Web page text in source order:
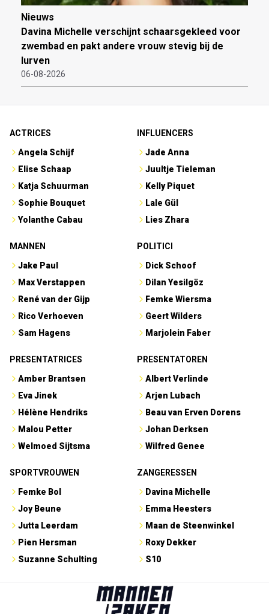
Nieuws
Davina Michelle verschijnt schaarsgekleed voor
zwembad en pakt andere vrouw stevig bij de
lurven
06-08-2026
ACTRICES
Angela Schijf
Elise Schaap
Katja Schuurman
Sophie Bouquet
Yolanthe Cabau
INFLUENCERS
Jade Anna
Juultje Tieleman
Kelly Piquet
Lale Gül
Lies Zhara
MANNEN
Jake Paul
Max Verstappen
René van der Gijp
Rico Verhoeven
Sam Hagens
POLITICI
Dick Schoof
Dilan Yesilgöz
Femke Wiersma
Geert Wilders
Marjolein Faber
PRESENTATRICES
Amber Brantsen
Eva Jinek
Hélène Hendriks
Malou Petter
Welmoed Sijtsma
PRESENTATOREN
Albert Verlinde
Arjen Lubach
Beau van Erven Dorens
Johan Derksen
Wilfred Genee
SPORTVROUWEN
Femke Bol
Joy Beune
Jutta Leerdam
Pien Hersman
Suzanne Schulting
ZANGERESSEN
Davina Michelle
Emma Heesters
Maan de Steenwinkel
Roxy Dekker
S10